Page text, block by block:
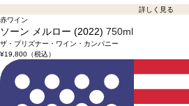
詳しく見る
赤ワイン
ソーン メルロー (2022) 750ml
ザ・プリズナー・ワイン・カンパニー
¥19,800（税込）